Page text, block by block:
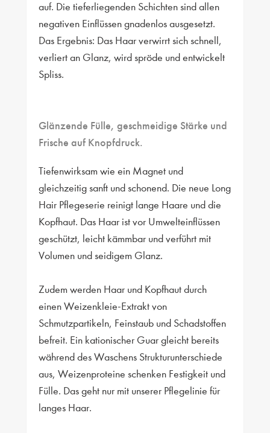
auf. Die tieferliegenden Schichten sind allen
negativen Einflüssen gnadenlos ausgesetzt.
Das Ergebnis: Das Haar verwirrt sich schnell,
verliert an Glanz, wird spröde und entwickelt
Spliss.
Glänzende Fülle, geschmeidige Stärke und
Frische auf Knopfdruck.
Tiefenwirksam wie ein Magnet und
gleichzeitig sanft und schonend. Die neue Long
Hair Pflegeserie reinigt lange Haare und die
Kopfhaut. Das Haar ist vor Umwelteinflüssen
geschützt, leicht kämmbar und verführt mit
Volumen und seidigem Glanz.
Zudem werden Haar und Kopfhaut durch
einen Weizenkleie-Extrakt von
Schmutzpartikeln, Feinstaub und Schadstoffen
befreit. Ein kationischer Guar gleicht bereits
während des Waschens Strukturunterschiede
aus, Weizenproteine schenken Festigkeit und
Fülle. Das geht nur mit unserer Pflegelinie für
langes Haar.